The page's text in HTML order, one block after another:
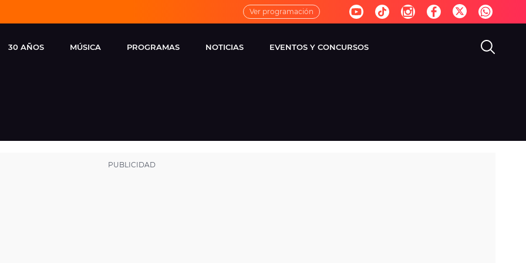
Ver programación
30 AÑOS MÚSICA
FM
PROGRAMAS
VIRALES
NOTICIAS EVENTOS Y CONCURSOS